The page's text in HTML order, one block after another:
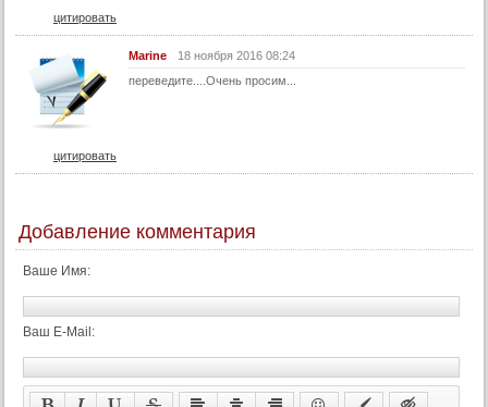
цитировать
Marine
18 ноября 2016 08:24
переведите....Очень просим...
цитировать
Добавление комментария
Ваше Имя:
Ваш E-Mail: